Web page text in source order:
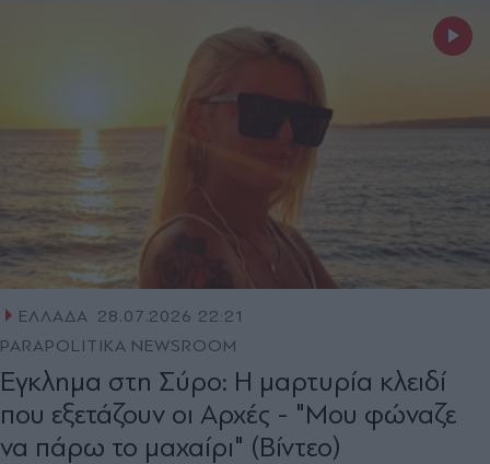
ΕΛΛΑΔΑ
28.07.2026 22:21
PARAPOLITIKA NEWSROOM
Έγκλημα στη Σύρο: Η μαρτυρία κλειδί
που εξετάζουν οι Αρχές - "Μου φώναζε
να πάρω το μαχαίρι" (Βίντεο)